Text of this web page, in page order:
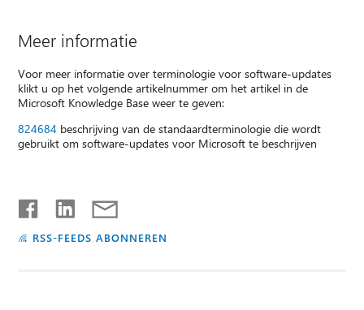
Meer informatie
Voor meer informatie over terminologie voor software-updates
klikt u op het volgende artikelnummer om het artikel in de
Microsoft Knowledge Base weer te geven:
824684 beschrijving van de standaardterminologie die wordt
gebruikt om software-updates voor Microsoft te beschrijven
RSS-FEEDS ABONNEREN